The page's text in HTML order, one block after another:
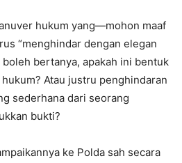
hukum yang—mohon maaf
“menghindar dengan elegan
bertanya, apakah ini bentuk
Atau justru penghindaran
sederhana dari seorang
bukti?
ke Polda sah secara